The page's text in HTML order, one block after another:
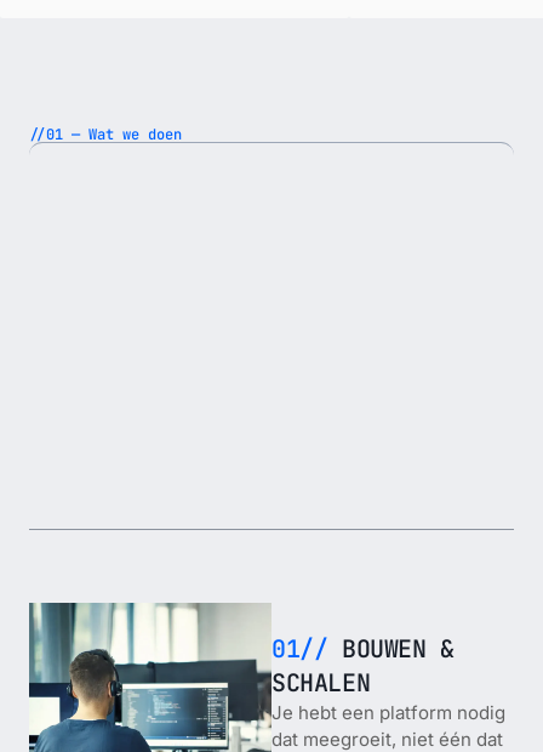
//01 — Wat we doen
01// BOUWEN &
SCHALEN
Je hebt een platform nodig
dat meegroeit, niet één dat